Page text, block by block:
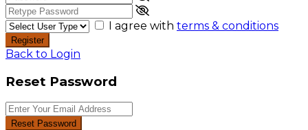
I agree with terms & conditions
Register
Back to Login
Reset Password
Reset Password